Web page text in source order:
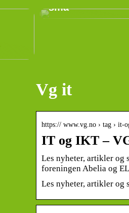
små
Vg it
https:// www.vg.no › tag › it-
IT og IKT –
Les nyheter, artikler og
foreningen Abelia og
Les nyheter, artikler og